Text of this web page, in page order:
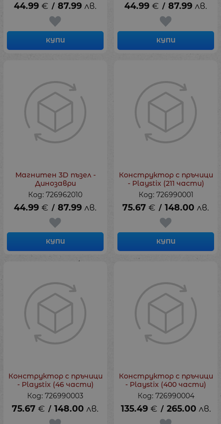
44.99 € / 87.99 лв.
КУПИ
44.99 € / 87.99 лв.
КУПИ
Магнитен 3D пъзел -
Динозаври
Код: 726962010
44.99 € / 87.99 лв.
КУПИ
Конструктор с пръчици
- Playstix (211 части)
Код: 726990001
75.67 € / 148.00 лв.
КУПИ
Конструктор с пръчици
- Playstix (46 части)
Код: 726990003
75.67 € / 148.00 лв.
Конструктор с пръчици
- Playstix (400 части)
Код: 726990004
135.49 € / 265.00 лв.